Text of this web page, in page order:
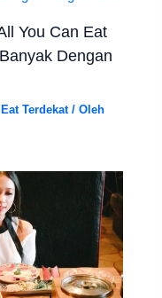
You Can Eat
Dengan
Terdekat/ Oleh